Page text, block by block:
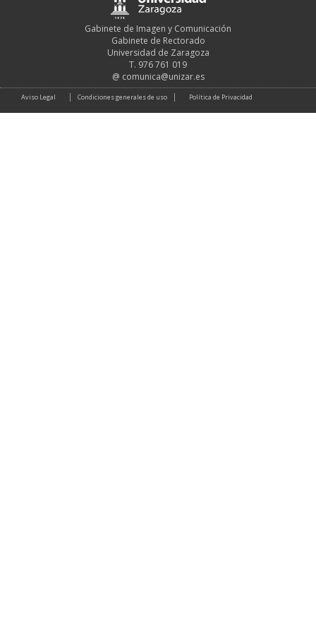
Gabinete de Imagen y Comunicación
Gabinete de Rectorado
Universidad de Zaragoza
T. 976 761 019
@ comunica@unizar.es
Aviso Legal Condiciones generales de uso Política de Privacidad